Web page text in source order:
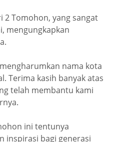
2 Tomohon, yang sangat
mengungkapkan
nama kota
Terima kasih banyak atas
telah membantu kami
ini tentunya
inspirasi bagi generasi